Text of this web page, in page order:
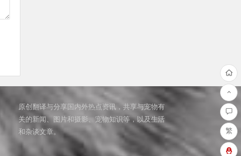
原创翻译与分享国内外热点资讯，共享与宠物有
关的新闻、图片和摄影、宠物知识等，以及生活
和杂谈文章。
繁